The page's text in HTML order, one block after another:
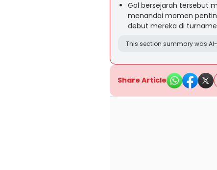
Gol bersejarah tersebut
menandai momen
debut mereka di
This section summary was
Share Article